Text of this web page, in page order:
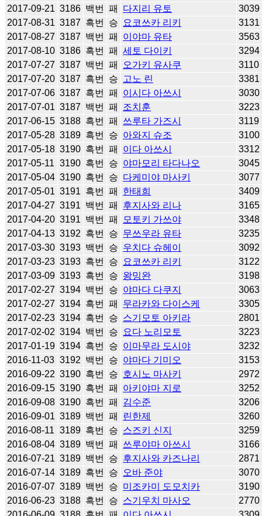
2017-09-21 3186 백번 패 다지리 유토
3039
2017-08-31 3187 흑번 승 요코쓰카 리키
3131
2017-08-27 3187 백번 패 이야마 유타
3563
2017-08-10 3186 흑번 패 세토 다이키
3294
2017-07-27 3187 백번 패 오가키 유사쿠
3110
2017-07-20 3187 흑번 승 고노 린
3381
2017-07-06 3187 흑번 패 이시다 아쓰시
3030
2017-07-01 3187 백번 패 조치훈
3223
2017-06-15 3188 흑번 패 쓰루타 가즈시
3119
2017-05-28 3189 흑번 승 아와지 슈조
3100
2017-05-18 3190 흑번 패 이다 아쓰시
3312
2017-05-11 3190 흑번 승 야마모리 타다나오
3045
2017-05-04 3190 흑번 승 다케미야 마사키
3077
2017-05-01 3191 흑번 패 한태희
3409
2017-04-27 3191 백번 패 후지사와 리나
3165
2017-04-20 3191 백번 패 모토키 가쓰야
3348
2017-04-13 3192 흑번 승 무쓰우라 유타
3235
2017-03-30 3193 백번 승 우치다 슈헤이
3092
2017-03-23 3193 흑번 승 요코쓰카 리키
3122
2017-03-09 3193 흑번 승 왕밍완
3198
2017-02-27 3194 백번 승 야마다 다쿠지
3063
2017-02-27 3194 흑번 패 무라카와 다이스케
3305
2017-02-23 3194 흑번 승 스기모토 아키라
2801
2017-02-02 3194 백번 승 요다 노리모토
3223
2017-01-19 3194 흑번 승 이마무라 도시야
3232
2016-11-03 3192 백번 승 야마다 기미오
3153
2016-09-22 3190 흑번 승 호시노 마사키
2972
2016-09-15 3190 흑번 패 아키야마 지로
3252
2016-09-08 3190 흑번 패 김수준
3206
2016-09-01 3189 백번 패 린한제
3260
2016-08-11 3189 흑번 승 스즈키 신지
3259
2016-08-04 3189 백번 패 쓰루야마 아쓰시
3166
2016-07-21 3189 백번 승 후지사와 카즈나리
2871
2016-07-14 3189 흑번 승 오바 준야
3070
2016-07-07 3189 백번 승 미조카미 도모치카
3190
2016-06-23 3188 흑번 승 스기우치 마사오
2770